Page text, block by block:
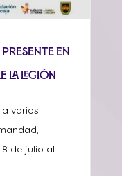
en
Legión
varios
de julio al